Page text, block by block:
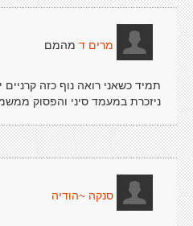
מרים ד מהמם
תמיד כשאני רואה נוף כזה קרניים
ניזכרת במעמד סיני והפסוק
סנקה ~הודיה